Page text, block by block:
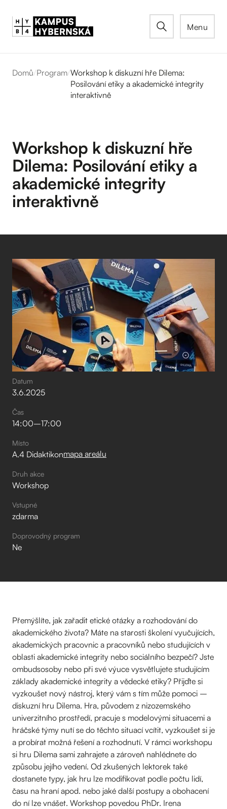
Menu
Domů/Program/Workshop k diskuzní hře Dilema:
Posilování etiky a akademické integrity
interaktivně
Workshop k diskuzní hře
Dilema: Posilování etiky a
akademické integrity
interaktivně
Datum
3.6.2025
Čas
14:00–⁠17:00
Místo
A.4 Didaktikonmapa areálu
Druh akce
Workshop
Vstupné
zdarma
Doprovodný program
Ne
Přemýšlíte, jak zařadit etické otázky a rozhodování do
akademického života? Máte na starosti školení vyučujících,
akademických pracovnic a pracovníků nebo studujících v
oblasti akademické integrity nebo sociálního bezpečí? Jste
ombudsosoby nebo při své výuce vysvětlujete studujícím
základy akademické integrity a vědecké etiky? Přijďte si
vyzkoušet nový nástroj, který vám s tím může pomoci –
diskuzní hru Dilema. Hra, původem z nizozemského
univerzitního prostředí, pracuje s modelovými situacemi a
hráčské týmy nutí se do těchto situací vcítit, vyzkoušet si je
a probírat možná řešení a rozhodnutí. V rámci workshopu
si hru Dilema sami zahrajete a zároveň nahlédnete do
způsobu jejího vedení. Od zkušených lektorek také
dostanete typy, jak hru lze modifikovat podle počtu lidí,
času na hraní apod. nebo jaké další postupy a obohacení
do ní lze vnášet. Workshop povedou PhDr. Irena